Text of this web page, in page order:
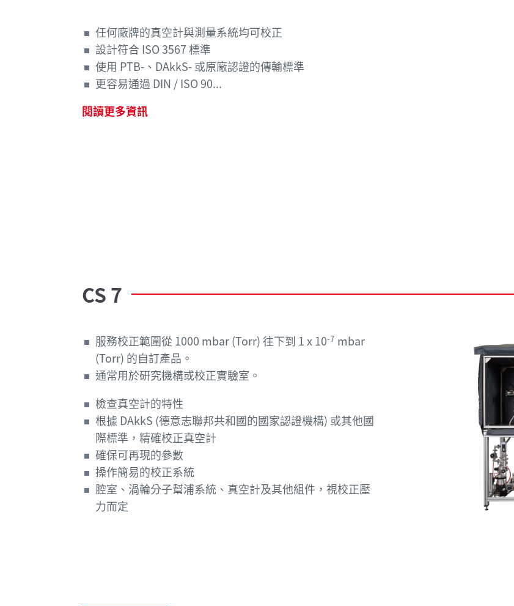
任何廠牌的真空計與測量系統均可校正
設計符合 ISO 3567 標準
使用 PTB-、DAkkS- 或原廠認證的傳輸標準
更容易通過 DIN / ISO 90...
閱讀更多資訊
CS7
服務校正範圍從 1000 mbar (Torr) 往下到 1 x 10-7 mbar
(Torr) 的自訂產品。
通常用於研究機構或校正實驗室。
檢查真空計的特性
根據 DAkkS (德意志聯邦共和國的國家認證機構) 或其他國
際標準，精確校正真空計
確保可再現的參數
操作簡易的校正系統
腔室、渦輪分子幫浦系統、真空計及其他組件，視校正壓
力而定